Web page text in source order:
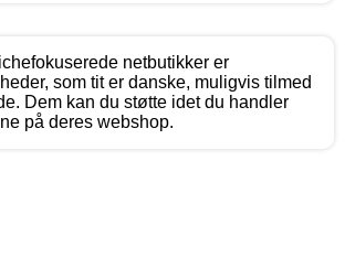
netbutikker er
som tit er danske, muligvis tilmed
Dem kan du støtte idet du handler
på deres webshop.